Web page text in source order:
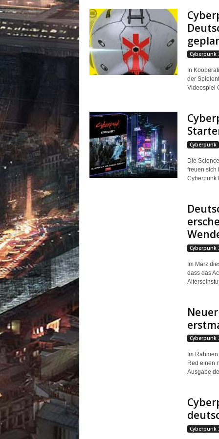
Cyberpunk
In
der
Videospiel
Cyberpunk
Die
freuen sich
Cyberpunk
Cyberpunk
Im März
dass das
Cyberpunk
Im
Red einen
Ausgabe
Cyberpunk